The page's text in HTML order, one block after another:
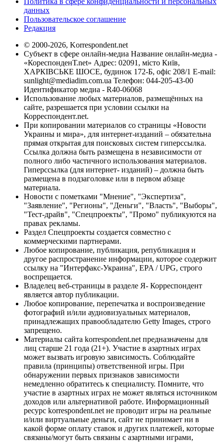
данных
Пользовательское соглашение
Редакция
© 2000-2026, Korrespondent.net
Субъект в сфере онлайн-медиа Название онлайн-медиа -
«КореспонденТ.net» Адрес: 02091, місто Київ,
ХАРКІВСЬКЕ ШОСЕ, будинок 172-Б, офіс 208/1 E-mail:
sunlight@mediadim.com.ua Телефон: 044-205-43-00
Идентификатор медиа - R40-06068
Использование любых материалов, размещённых на
сайте, разрешается при условии ссылки на
Корреспондент.net.
При копировании материалов со страницы «Новости
Украины и мира», для интернет-изданий – обязательна
прямая открытая для поисковых систем гиперссылка.
Ссылка должна быть размещена в независимости от
полного либо частичного использования материалов.
Гиперссылка (для интернет- изданий) – должна быть
размещена в подзаголовке или в первом абзаце
материала.
Новости с пометками "Мнение", "Экспертиза",
"Заявление", "Регионы", "Деньги", "Власть", "Выборы",
"Тест-драйв", "Спецпроекты", "Промо" публикуются на
правах рекламы.
Раздел Спецпроекты создается совместно с
коммерческими партнерами.
Любое копирование, публикация, републикация и
другое распространение информации, которое содержит
ссылку на "Интерфакс-Украина", EPA / UPG, строго
воспрещается.
Владелец веб-страницы в разделе Я- Корреспондент
является автор публикации.
Любое копирование, перепечатка и воспроизведение
фотографий и/или аудиовизуальных материалов,
принадлежащих правообладателю Getty Images, строго
запрещено.
Материалы сайта korrespondent.net предназначены для
лиц старше 21 года (21+). Участие в азартных играх
может вызвать игровую зависимость. Соблюдайте
правила (принципы) ответственной игры. При
обнаружении первых признаков зависимости
немедленно обратитесь к специалисту. Помните, что
участие в азартных играх не может являться источником
доходов или альтернативой работе. Информационный
ресурс korrespondent.net не проводит игры на реальные
и/или виртуальные деньги, сайт не принимает ни в
какой форме оплату ставок и других платежей, которые
связаны/могут быть связаны с азартными играми,